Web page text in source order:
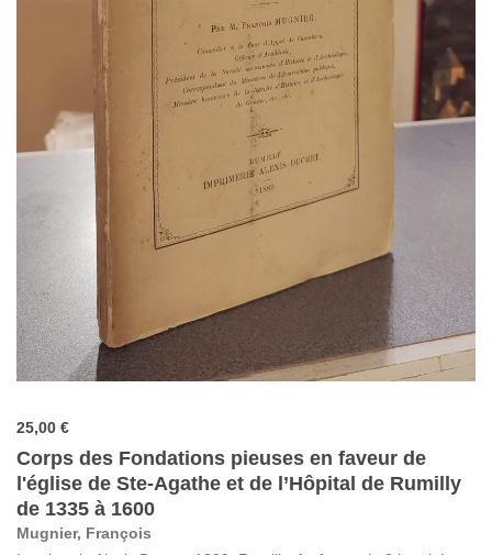
25,00 €
Corps des Fondations pieuses en faveur de
l'église de Ste-Agathe et de l’Hôpital de Rumilly
de 1335 à 1600
Mugnier, François